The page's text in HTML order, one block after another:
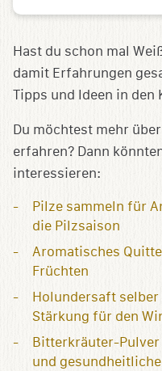
Hast du schon mal
damit Erfahrungen
Tipps und Ideen in den
Du möchtest mehr
erfahren? Dann
interessieren:
Pilze sammeln für
die Pilzsaison
Aromatisches
Früchten
Holundersaft
Stärkung für den
Bitterkräuter-
und